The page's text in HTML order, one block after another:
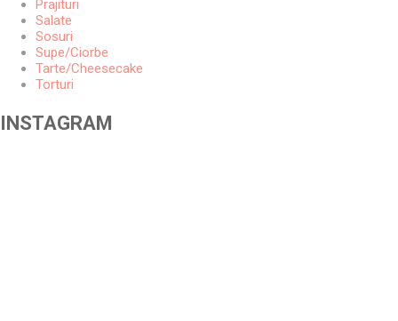
Prajituri
Salate
Sosuri
Supe/Ciorbe
Tarte/Cheesecake
Torturi
INSTAGRAM